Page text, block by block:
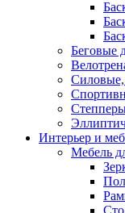
Беговые
Силовые,
Интерьер и
Мебель